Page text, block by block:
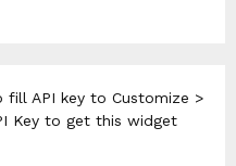
fill API key to Customize >
Key to get this widget